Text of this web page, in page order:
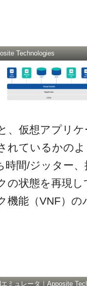
Technologies
、仮想アプリ
れているかの
時間/ジッター
の状態を再現
機能（VNF）
ミュレータ｜Apposite